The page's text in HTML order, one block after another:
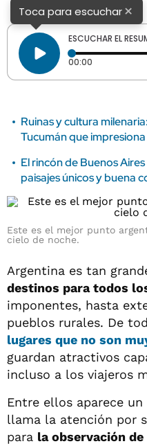
Toca para escuchar×
ESCUCHAR EL
00:00 Tiempo
Ruinas y cultura
Tucumán que
El rincón de Buenos
paisajes únicos y buena
Este es el mejor punto
cielo de noche.
Argentina es tan
destinos para todos
imponentes, hasta
pueblos rurales. De
lugares que no son
guardan atractivos
incluso a los viajeros
Entre ellos aparece un
llama la atención por
para la observación